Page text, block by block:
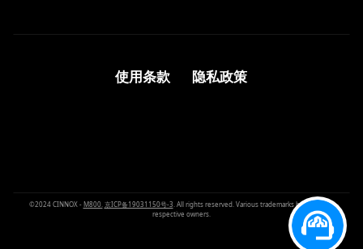
使用条款 隐私政策
©2024 CINNOX -M800. 京ICP备19031150号-3 . All rights reserved. Various trademarks held by their
respective owners.